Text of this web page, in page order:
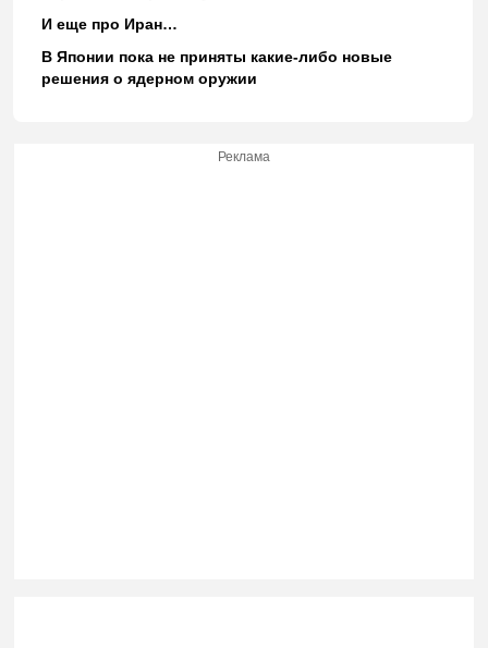
И еще про Иран…
В Японии пока не приняты какие-либо новые
решения о ядерном оружии
Реклама